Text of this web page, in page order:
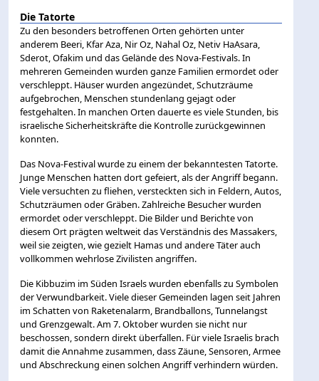
Die Tatorte
Zu den besonders betroffenen Orten gehörten unter
anderem Beeri, Kfar Aza, Nir Oz, Nahal Oz, Netiv HaAsara,
Sderot, Ofakim und das Gelände des Nova-Festivals. In
mehreren Gemeinden wurden ganze Familien ermordet oder
verschleppt. Häuser wurden angezündet, Schutzräume
aufgebrochen, Menschen stundenlang gejagt oder
festgehalten. In manchen Orten dauerte es viele Stunden, bis
israelische Sicherheitskräfte die Kontrolle zurückgewinnen
konnten.
Das Nova-Festival wurde zu einem der bekanntesten Tatorte.
Junge Menschen hatten dort gefeiert, als der Angriff begann.
Viele versuchten zu fliehen, versteckten sich in Feldern, Autos,
Schutzräumen oder Gräben. Zahlreiche Besucher wurden
ermordet oder verschleppt. Die Bilder und Berichte von
diesem Ort prägten weltweit das Verständnis des Massakers,
weil sie zeigten, wie gezielt Hamas und andere Täter auch
vollkommen wehrlose Zivilisten angriffen.
Die Kibbuzim im Süden Israels wurden ebenfalls zu Symbolen
der Verwundbarkeit. Viele dieser Gemeinden lagen seit Jahren
im Schatten von Raketenalarm, Brandballons, Tunnelangst
und Grenzgewalt. Am 7. Oktober wurden sie nicht nur
beschossen, sondern direkt überfallen. Für viele Israelis brach
damit die Annahme zusammen, dass Zäune, Sensoren, Armee
und Abschreckung einen solchen Angriff verhindern würden.